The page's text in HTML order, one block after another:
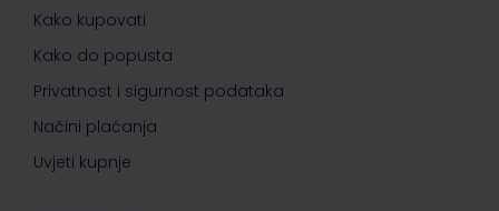
Kako kupovati
Kako do popusta
Privatnost i sigurnost podataka
Načini plaćanja
Uvjeti kupnje